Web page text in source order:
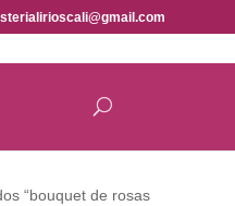
“bouquet de rosas